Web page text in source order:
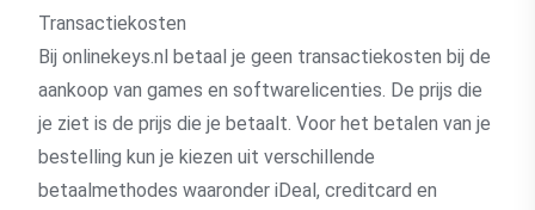
Transactiekosten
Bij onlinekeys.nl betaal je geen transactiekosten bij de
aankoop van games en softwarelicenties. De prijs die
je ziet is de prijs die je betaalt. Voor het betalen van je
bestelling kun je kiezen uit verschillende
betaalmethodes waaronder iDeal, creditcard en